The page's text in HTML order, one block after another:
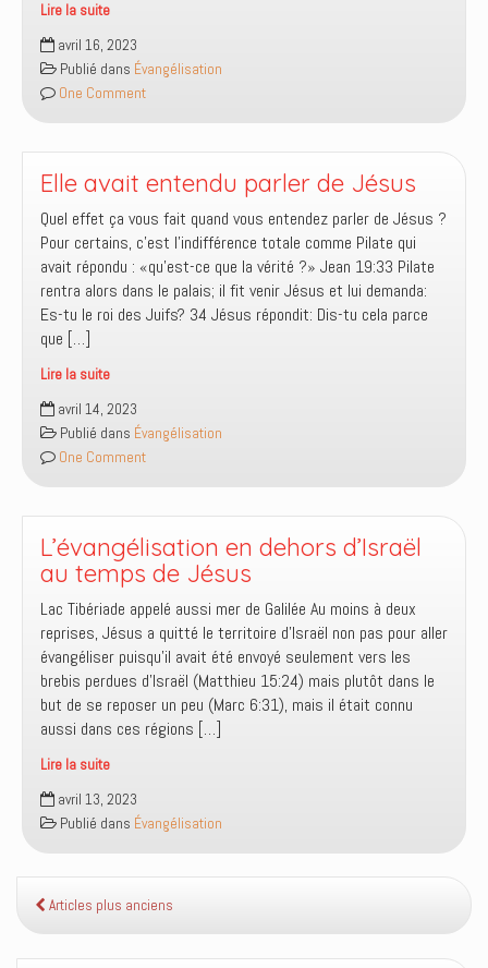
Lire la suite
Est-
ce
une
obligation
évangéliser
deux
deux
?
avril 16, 2023
Publié dans Évangélisation
One Comment
Elle avait entendu parler de Jésus
Quel effet ça vous fait quand vous entendez parler de Jésus ?
Pour certains, c’est l’indifférence totale comme Pilate qui
avait répondu : «qu’est-ce que la vérité ?» Jean 19:33 Pilate
rentra alors dans le palais; il fit venir Jésus et lui demanda:
Es-tu le roi des Juifs? 34 Jésus répondit: Dis-tu cela parce
que […]
Lire la suite
Elle
avait
entendu
parler
Jésus
avril 14, 2023
Publié dans Évangélisation
One Comment
L’évangélisation en dehors d’Israël
au temps de Jésus
Lac Tibériade appelé aussi mer de Galilée Au moins à deux
reprises, Jésus a quitté le territoire d’Israël non pas pour aller
évangéliser puisqu’il avait été envoyé seulement vers les
brebis perdues d’Israël (Matthieu 15:24) mais plutôt dans le
but de se reposer un peu (Marc 6:31), mais il était connu
aussi dans ces régions […]
Lire la suite
L’évangélisation
en
dehors
au
temps
Jésus
avril 13, 2023
Publié dans Évangélisation
Articles plus anciens